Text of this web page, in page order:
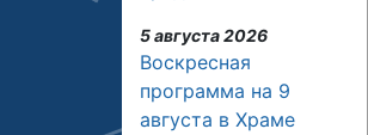
5 августа 2026
Воскресная
программа на 9
августа в Храме